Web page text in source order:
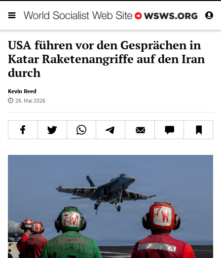
USA führen vor den Gesprächen in
Katar Raketenangriffe auf den Iran
durch
Kevin Reed
26. Mai 2026